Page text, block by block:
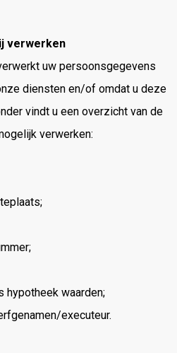
verwerken
uw persoonsgegevens
diensten en/of omdat u deze
vindt u een overzicht van de
verwerken:
hypotheek waarden;
executeur.